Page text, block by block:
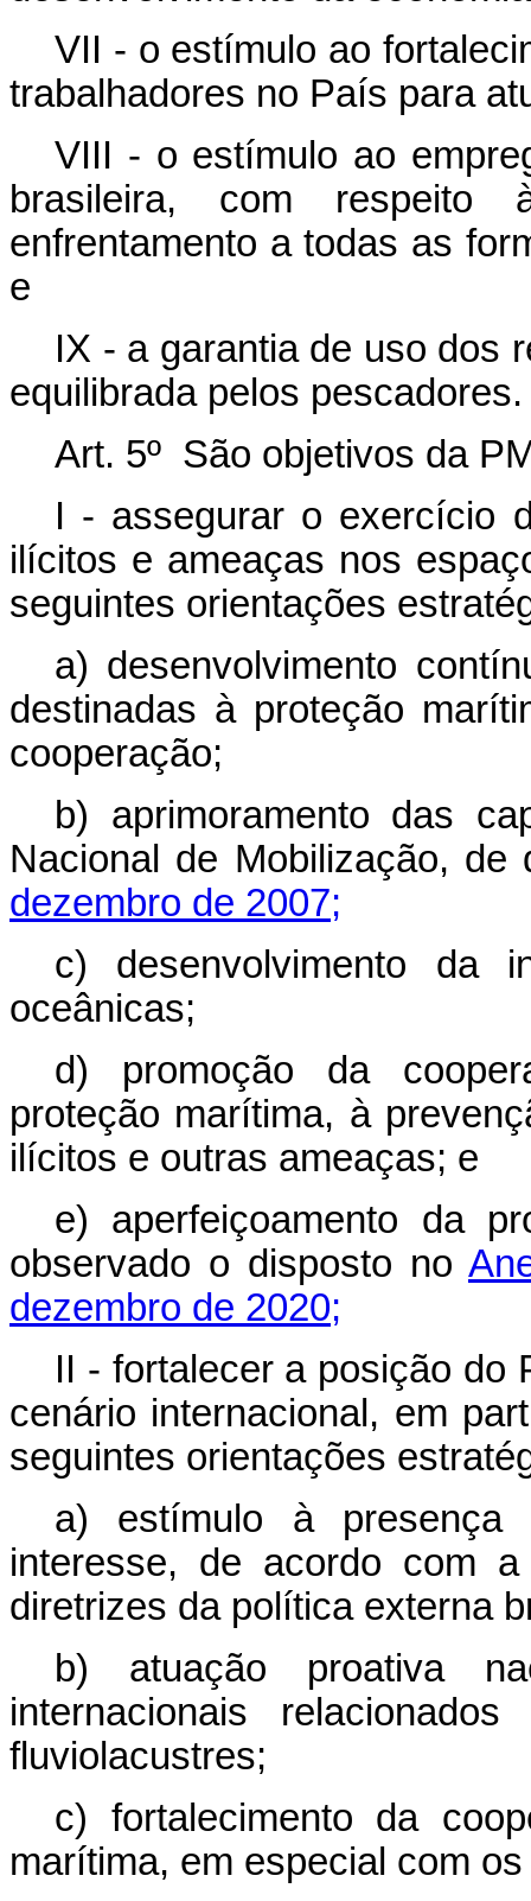
VII - o estímulo ao
trabalhadores no País para
VIII - o estímulo ao
brasileira, com
enfrentamento a todas as
e
IX - a garantia de uso dos
equilibrada pelos pescadores.
Art. 5º São objetivos da
I - assegurar o exercício
ilícitos e ameaças nos
seguintes orientações
a) desenvolvimento
destinadas à proteção
cooperação;
b) aprimoramento das
Nacional de Mobilização,
dezembro de 2007;
c) desenvolvimento da
oceânicas;
d) promoção da
proteção marítima, à
ilícitos e outras ameaças; e
e) aperfeiçoamento da
observado o disposto no
dezembro de 2020;
II - fortalecer a posição do
cenário internacional, em
seguintes orientações
a) estímulo à presença
interesse, de acordo com
diretrizes da política externa
b) atuação proativa
internacionais
fluviolacustres;
c) fortalecimento da
marítima, em especial com